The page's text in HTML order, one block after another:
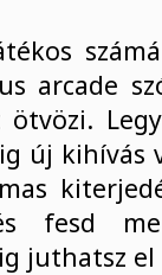
arcade
új kihívás
fesd
juthatsz el